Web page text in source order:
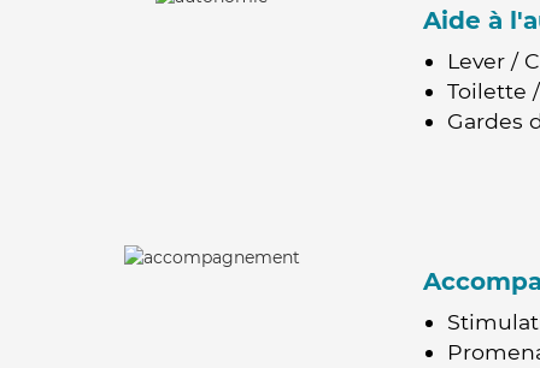
Aide à
Lever /
Toilette
Gardes